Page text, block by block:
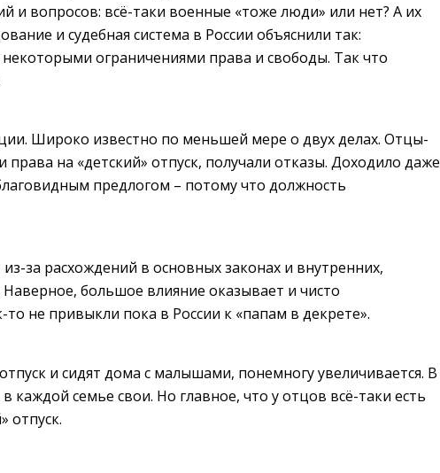
и вопросов: всё-таки военные «тоже люди» или нет? А их
и судебная система в России объяснили так:
ограничениями права и свободы. Так что
Широко известно по меньшей мере о двух делах. Отцы-
на «детский» отпуск, получали отказы. Доходило даже
предлогом – потому что должность
за расхождений в основных законах и внутренних,
большое влияние оказывает и чисто
то не привыкли пока в России к «папам в декрете».
и сидят дома с малышами, понемногу увеличивается. В
каждой семье свои. Но главное, что у отцов всё-таки есть
отпуск.